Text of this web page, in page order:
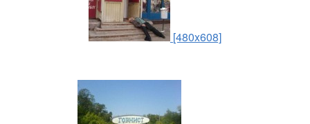
[480x608]